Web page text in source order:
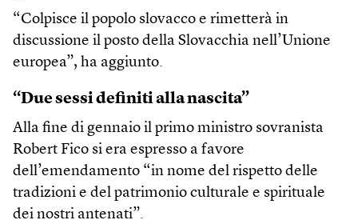
“Colpisce il popolo slovacco e rimetterà in
discussione il posto della Slovacchia nell’Unione
europea”, ha aggiunto.
“Due sessi definiti alla nascita”
Alla fine di gennaio il primo ministro sovranista
Robert Fico si era espresso a favore
dell’emendamento “in nome del rispetto delle
tradizioni e del patrimonio culturale e spirituale
dei nostri antenati”.